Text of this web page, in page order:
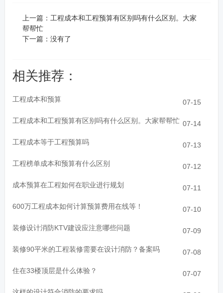
上一篇： 工程成本和工程预算有区别吗有什么区别。大家
帮帮忙
下一篇：没有了
相关推荐：
工程成本和预算 07-15
工程成本和工程预算有区别吗有什么区别。大家帮帮忙 07-14
工程成本等于工程预算吗 07-13
工程榜单成本和预算有什么区别 07-12
成本预算在工程如何在职业进行规划 07-11
600万工程成本如何计算预算费用在线等！ 07-10
装修设计消防KTV建设应注意哪些问题 07-09
装修90平米的工程装修需要在设计消防？备案吗 07-08
住在33楼顶层是什么体验？ 07-07